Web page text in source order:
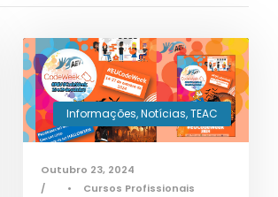
Informações,Notícias,TEAC
Outubro 23, 2024
•
Cursos Profissionais